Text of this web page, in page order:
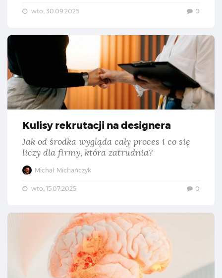
wto., 30.09.2025 0
Kulisy rekrutacji na designera
Jak od środka wygląda cały proces i co się
liczy dla firmy, która zatrudnia?
Michał Michańczyk
wto., 15.07.2025 0